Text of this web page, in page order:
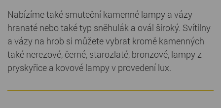
Nabízíme také smuteční kamenné lampy a vázy
hranaté nebo také typ sněhulák a ovál široký. Svítilny
a vázy na hrob si můžete vybrat kromě kamenných
také nerezové, černé, starozlaté, bronzové, lampy z
pryskyřice a kovové lampy v provedení lux.